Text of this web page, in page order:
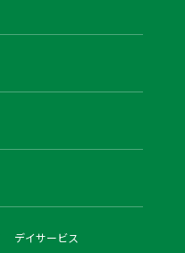
デイサービス